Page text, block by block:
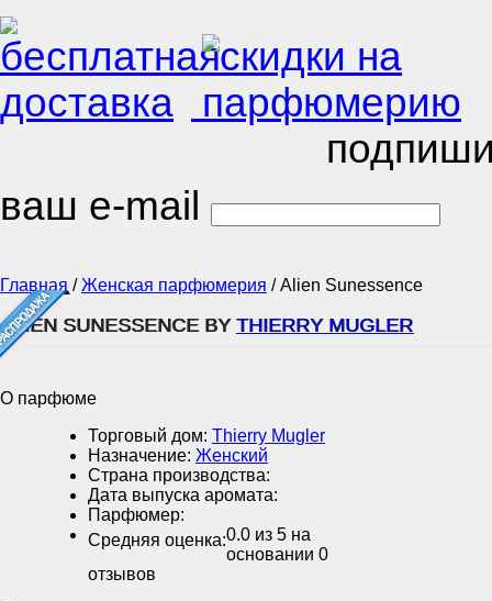
ваш e-mail
Главная /Женская парфюмерия /Alien Sunessence
ALIEN SUNESSENCE BY THIERRY MUGLER
О парфюме
Торговый дом: Thierry Mugler
Назначение: Женский
Страна производства:
Дата выпуска аромата:
Парфюмер:
Средняя оценка:0.0 из 5 на
основании 0
отзывов